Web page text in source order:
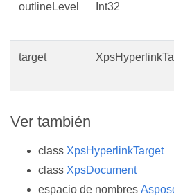
outlineLevel Int32
target
Ver también
class XpsHyperlinkTarget
class XpsDocument
espacio de nombres